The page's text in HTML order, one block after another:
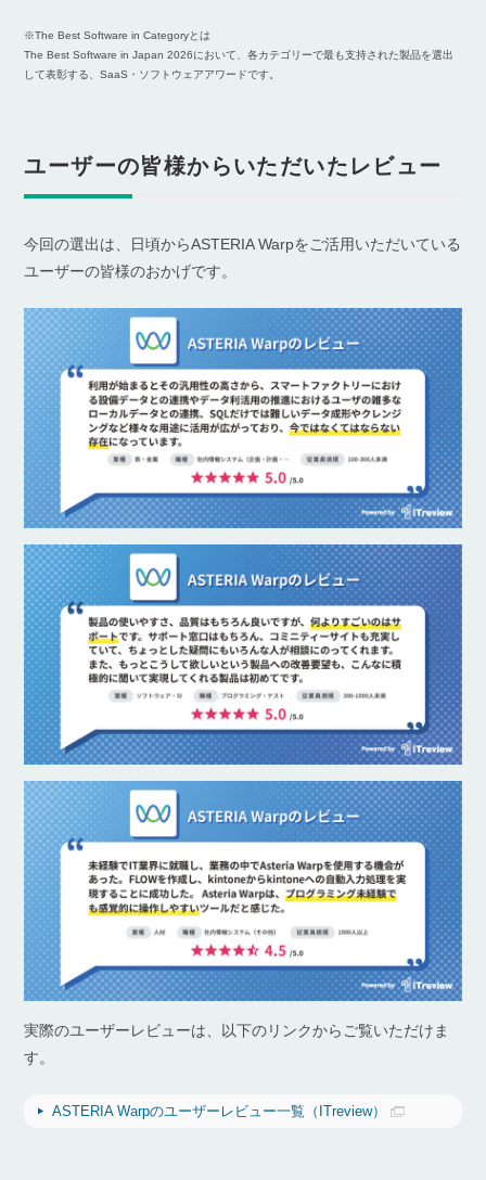
※The Best Software in Categoryとは
The Best Software in Japan 2026において、各カテゴリーで最も支持された製品を選出
して表彰する、SaaS・ソフトウェアアワードです。
ユーザーの皆様からいただいたレビュー
今回の選出は、日頃からASTERIA Warpをご活用いただいている
ユーザーの皆様のおかげです。
実際のユーザーレビューは、以下のリンクからご覧いただけま
す。
ASTERIA Warpのユーザーレビュー一覧（ITreview）